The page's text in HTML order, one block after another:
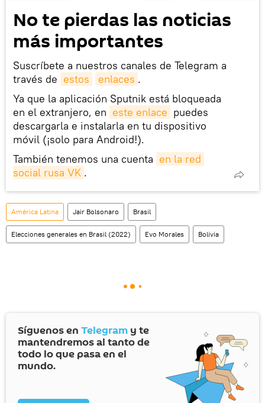
No te pierdas las noticias
más importantes
Suscríbete a nuestros canales de Telegram a
través de estos enlaces .
Ya que la aplicación Sputnik está bloqueada
en el extranjero, en este enlace puedes
descargarla e instalarla en tu dispositivo
móvil (¡solo para Android!).
También tenemos una cuenta en la red
social rusa VK .
América Latina Jair Bolsonaro Brasil
Elecciones generales en Brasil (2022) Evo Morales Bolivia
Síguenos en Telegram y te
mantendremos al tanto de
todo lo que pasa en el
mundo.